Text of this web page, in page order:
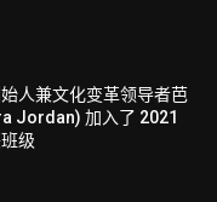
人兼文化变革领导者芭
Jordan) 加入了 2021
级